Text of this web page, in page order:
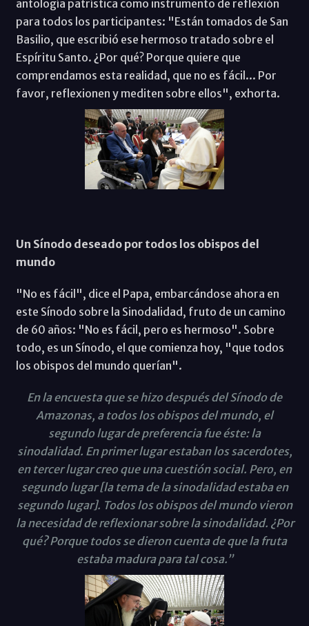
antología patrística como instrumento de reflexión
para todos los participantes: "Están tomados de San
Basilio, que escribió ese hermoso tratado sobre el
Espíritu Santo. ¿Por qué? Porque quiere que
comprendamos esta realidad, que no es fácil... Por
favor, reflexionen y mediten sobre ellos", exhorta.
Un Sínodo deseado por todos los obispos del
mundo
"No es fácil", dice el Papa, embarcándose ahora en
este Sínodo sobre la Sinodalidad, fruto de un camino
de 60 años: "No es fácil, pero es hermoso". Sobre
todo, es un Sínodo, el que comienza hoy, "que todos
los obispos del mundo querían".
En la encuesta que se hizo después del Sínodo de
Amazonas, a todos los obispos del mundo, el
segundo lugar de preferencia fue éste: la
sinodalidad. En primer lugar estaban los sacerdotes,
en tercer lugar creo que una cuestión social. Pero, en
segundo lugar [la tema de la sinodalidad estaba en
segundo lugar]. Todos los obispos del mundo vieron
la necesidad de reflexionar sobre la sinodalidad. ¿Por
qué? Porque todos se dieron cuenta de que la fruta
estaba madura para tal cosa.”